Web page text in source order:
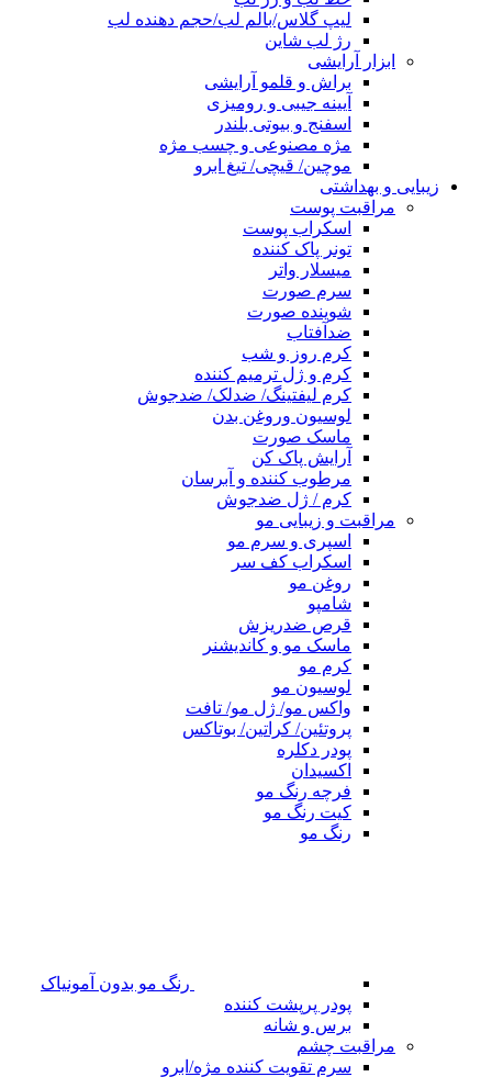
لیپ گلاس/بالم لب/حجم دهنده لب
رژ لب شاین
ابزار آرایشی
براش و قلمو آرایشی
آیینه جیبی و رومیزی
اسفنج و بیوتی بلندر
مژه مصنوعی و چسب مژه
موچین/ قیچی/ تیغ ابرو
زیبایی و بهداشتی
مراقبت پوست
اسکراب پوست
تونر پاک کننده
میسلار واتر
سرم صورت
شوینده صورت
ضدآفتاب
کرم روز و شب
کرم و ژل ترمیم کننده
کرم لیفتینگ/ ضدلک/ ضدجوش
لوسیون وروغن بدن
ماسک صورت
آرایش پاک کن
مرطوب کننده و آبرسان
کرم / ژل ضدجوش
مراقبت و زیبایی مو
اسپری و سرم مو
اسکراب کف سر
روغن مو
شامپو
قرص ضدریزش
ماسک مو و کاندیشنر
کرم مو
لوسیون مو
واکس مو/ ژل مو/ تافت
پروتئین/ کراتین/ بوتاکس
پودر دکلره
اکسیدان
فرچه رنگ مو
کیت رنگ مو
رنگ مو
رنگ مو بدون آمونیاک
پودر پرپشت کننده
برس و شانه
مراقبت چشم
سرم تقویت کننده مژه/ابرو